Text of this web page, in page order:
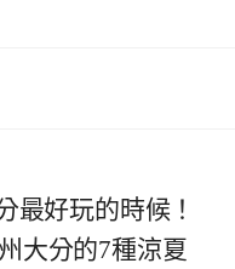
最好玩的時候！
大分的7種涼夏